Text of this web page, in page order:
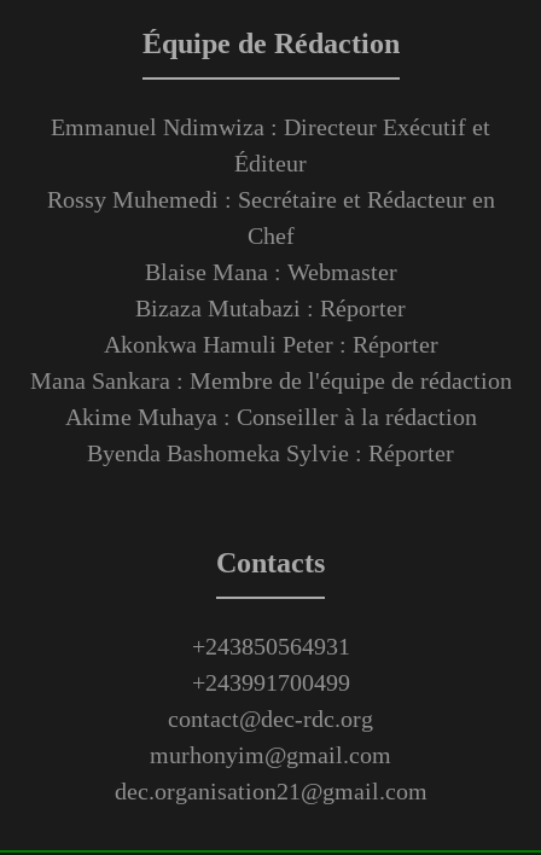
Équipe de Rédaction
Emmanuel Ndimwiza : Directeur Exécutif et
Éditeur
Rossy Muhemedi : Secrétaire et Rédacteur en
Chef
Blaise Mana : Webmaster
Bizaza Mutabazi : Réporter
Akonkwa Hamuli Peter : Réporter
Mana Sankara : Membre de l'équipe de rédaction
Akime Muhaya : Conseiller à la rédaction
Byenda Bashomeka Sylvie : Réporter
Contacts
+243850564931
+243991700499
contact@dec-rdc.org
murhonyim@gmail.com
dec.organisation21@gmail.com